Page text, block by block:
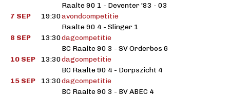
Raalte 90 1 - Deventer '83 - 03
7 SEP
19:30avondcompetitie
Raalte 90 4 - Slinger 1
8 SEP
13:30dagcompetitie
BC Raalte 90 3 - SV Orderbos 6
10 SEP
13:30dagcompetitie
BC Raalte 90 4 - Dorpszicht 4
15 SEP
13:30dagcompetitie
BC Raalte 90 3 - BV ABEC 4